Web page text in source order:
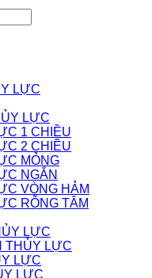
LỰC
LỰC
1 CHIỀU
2 CHIỀU
MỎNG
NGẮN
VÒNG HẢM
RỖNG TÂM
LỰC
THỦY LỰC
LỰC
LỰC